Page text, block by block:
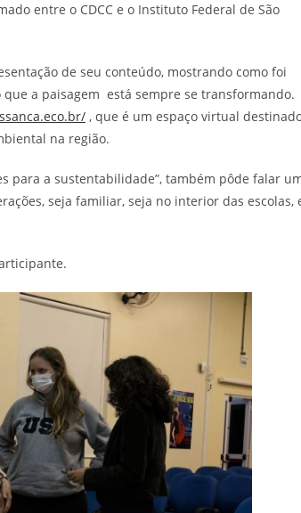
entre o CDCC e o Instituto Federal de São
de seu conteúdo, mostrando como foi
a paisagem está sempre se transformando.
, que é um espaço virtual
na região.
para a sustentabilidade”, também pôde falar
seja familiar, seja no interior das escolas,